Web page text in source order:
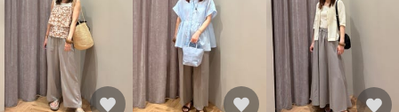
・同素材のアメスリタンクトップのご用意もございます。対象品
番：36171000006
・同素材のTシャツのご用意もございます。対象品番：
36171000007